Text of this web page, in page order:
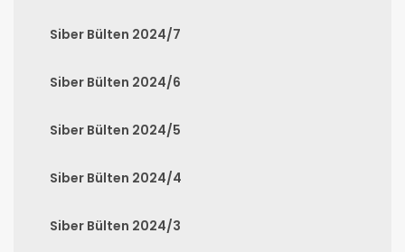
Siber Bülten 2024/7
Siber Bülten 2024/6
Siber Bülten 2024/5
Siber Bülten 2024/4
Siber Bülten 2024/3